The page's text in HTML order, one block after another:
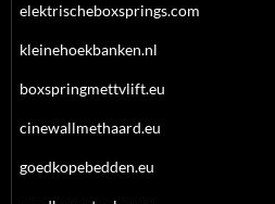
elektrischeboxsprings.com
kleinehoekbanken.nl
boxspringmettvlift.eu
cinewallmethaard.eu
goedkopebedden.eu